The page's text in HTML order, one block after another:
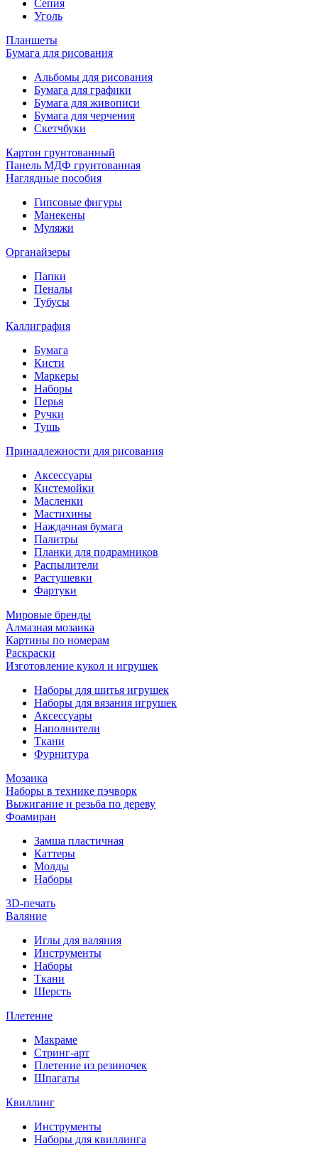
Сепия
Уголь
Планшеты
Бумага для рисования
Альбомы для рисования
Бумага для графики
Бумага для живописи
Бумага для черчения
Скетчбуки
Картон грунтованный
Панель МДФ грунтованная
Наглядные пособия
Гипсовые фигуры
Манекены
Муляжи
Органайзеры
Папки
Пеналы
Тубусы
Каллиграфия
Бумага
Кисти
Маркеры
Наборы
Перья
Ручки
Тушь
Принадлежности для рисования
Аксессуары
Кистемойки
Масленки
Мастихины
Наждачная бумага
Палитры
Планки для подрамников
Распылители
Растушевки
Фартуки
Мировые бренды
Алмазная мозаика
Картины по номерам
Раскраски
Изготовление кукол и игрушек
Наборы для шитья игрушек
Наборы для вязания игрушек
Аксессуары
Наполнители
Ткани
Фурнитура
Мозаика
Наборы в технике пэчворк
Выжигание и резьба по дереву
Фоамиран
Замша пластичная
Каттеры
Молды
Наборы
3D-печать
Валяние
Иглы для валяния
Инструменты
Наборы
Ткани
Шерсть
Плетение
Макраме
Стринг-арт
Плетение из резиночек
Шпагаты
Квиллинг
Инструменты
Наборы для квиллинга